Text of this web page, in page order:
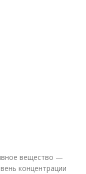
вещество —
концентрации